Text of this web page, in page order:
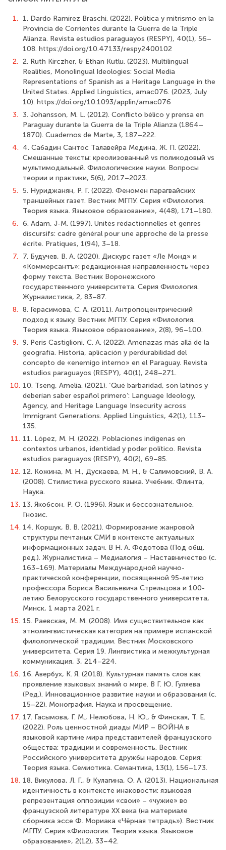
1.
1. Dardo Ramírez Braschi. (2022). Política y mitrismo en la
Provincia de Corrientes durante la Guerra de la Triple
Alianza. Revista estudios paraguayos (RESPY), 40(1), 56–
108. https://doi.org/10.47133/respy2400102
2. 2. Ruth Kirczher, & Ethan Kutlu. (2023). Multilingual
Realities, Monolingual Ideologies: Social Media
Representations of Spanish as a Heritage Language in the
United States. Applied Linguistics, amac076. (2023, July
10). https://doi.org/10.1093/applin/amac076
3. 3. Johansson, M. L. (2012). Conflicto bélico y prensa en
Paraguay durante la Guerra de la Triple Alianza (1864–
1870). Cuadernos de Marte, 3, 187–222.
4. 4. Сабадин Сантос Талавейра Медина, Ж. П. (2022).
Смешанные тексты: креолизованный vs поликодовый vs
мультимодальный. Филологические науки. Вопросы
теории и практики, 5(6), 2017–2023.
5. 5. Нуриджанян, Р. Г. (2022). Феномен парагвайских
траншейных газет. Вестник МГПУ. Серия «Филология.
Теория языка. Языковое образование», 4(48), 171–180.
6. 6. Adam, J-M. (1997). Unités rédactionnelles et genres
discursifs: cadre général pour une approche de la presse
écrite. Pratiques, 1(94), 3–18.
7.
7. Будучев, В. А. (2020). Дискурс газет «Ле Монд» и
«Коммерсантъ»: редакционная направленность через
форму текста. Вестник Воронежского
государственного университета. Серия Филология.
Журналистика, 2, 83–87.
8. 8. Герасимова, С. А. (2011). Антропоцентрический
подход к языку. Вестник МГПУ. Серия «Филология.
Теория языка. Языковое образование», 2(8), 96–100.
9. 9. Peris Castiglioni, C. A. (2022). Amenazas más allá de la
geografía. Historia, aplicación y perdurabilidad del
concepto de «enemigo interno» en el Paraguay. Revista
estudios paraguayos (RESPY), 40(1), 248–271.
10. 10. Tseng, Amelia. (2021). ‘Qué barbaridad, son latinos y
deberían saber español primero’: Language Ideology,
Agency, and Heritage Language Insecurity across
Immigrant Generations. Applied Linguistics, 42(1), 113–
135.
11. 11. López, M. H. (2022). Poblaciones indígenas en
contextos urbanos, identidad y poder político. Revista
estudios paraguayos (RESPY), 40(2), 69–85.
12. 12. Кожина, М. Н., Дускаева, М. Н., & Салимовский, В. А.
(2008). Стилистика русского языка. Учебник. Флинта,
Наука.
13. 13. Якобсон, Р. О. (1996). Язык и бессознательное.
Гнозис.
14. 14. Коршук, В. В. (2021). Формирование жанровой
структуры печтаных СМИ в контексте актуальных
информационных задач. В Н. А. Федотова (Под общ.
ред.). Журналистика – Медиалогия – Наставничество (с.
163–169). Материалы Международной научно-
практической конференции, посвященной 95-летию
профессора Бориса Васильевича Стрельцова и 100-
летию Белорусского государственного университета,
Минск, 1 марта 2021 г.
15. 15. Раевская, М. М. (2008). Имя существительное как
этнолингвистическая категория на примере испанской
филологической традиции. Вестник Московского
университета. Серия 19. Лингвистика и межкультурная
коммуникация, 3, 214–224.
16. 16. Авербух, К. Я. (2018). Культурная память слов как
проявление языковых знаний о мире. В Г. Ю. Гуляева
(Ред.). Инновационное развитие науки и образования (с.
15–22). Монография. Наука и просвещение.
17. 17. Гасымова, Г. М., Нелюбова, Н. Ю., & Финская, Т. Е.
(2022). Роль ценностной диады МИР – ВОЙНА в
языковой картине мира представителей французского
общества: традиции и современность. Вестник
Российского университета дружбы народов. Серия:
Теория языка. Семиотика. Семантика, 13(1), 156–173.
18. 18. Викулова, Л. Г., & Кулагина, О. А. (2013). Национальная
идентичность в контексте инаковости: языковая
репрезентация оппозиции «свои» – «чужие» во
французской литературе XX века (на материале
сборника эссе Ф. Мориака «Чёрная тетрадь»). Вестник
МГПУ. Серия «Филология. Теория языка. Языковое
образование», 2(12), 33–42.